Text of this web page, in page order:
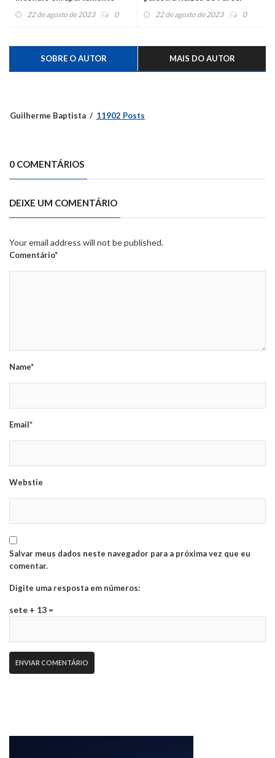
22 de agosto de 2023 0
Novo22 de agosto de 2023 0
SOBRE O AUTOR MAIS DO AUTOR
Guilherme Baptista 11902 Posts
0 COMENTÁRIOS
DEIXE UM COMENTÁRIO
Your email address will not be published.
Comentário*
Name*
Email*
Webstie
Salvar meus dados neste navegador para a próxima vez que eu
comentar.
Digite uma resposta em números:
sete + 13 =